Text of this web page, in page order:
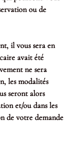
ou de
il vous sera en
avait été
ne sera
les modalités
seront alors
et/ou dans les
de votre demande